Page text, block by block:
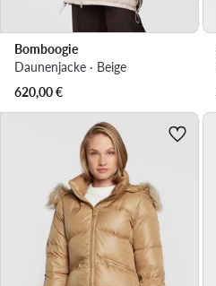
Bomboogie
Daunenjacke · Beige
620,00€